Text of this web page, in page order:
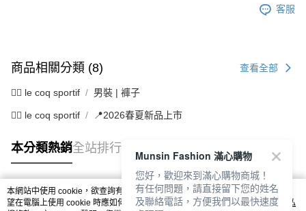
客服
商品相關分類 (8) 查看全部
🚴‍♂️ le coq sportif 男裝 | 褲子
🚴‍♂️ le coq sportif 📍2026春夏新品上市
本分類熱銷全站排行
熱門標籤
本網站中使用 cookie，欲查詢有關本網站使用 cookie 方式之詳情，及若您不希
望在電腦上使用 cookie 時應如何變更電腦的 cookie 設定，請參閱本網站「
隱私
Munsin Fashion 滿心購物
您好，歡迎來到滿心購物商城！
有任何問題，請直接留下您的姓名
及聯絡電話，方便我們以最快速度